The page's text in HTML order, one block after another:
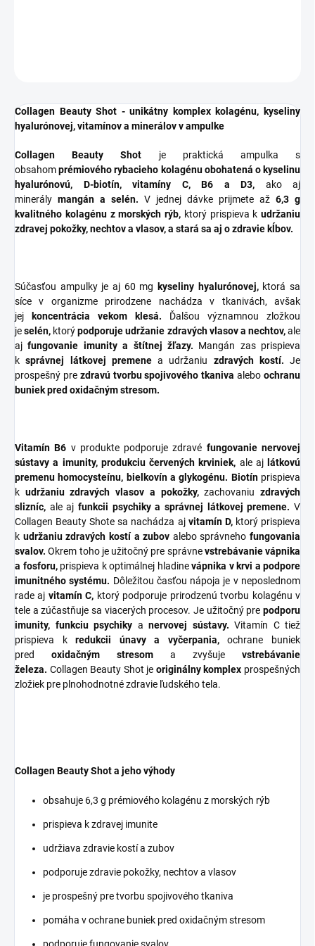
Collagen Beauty Shot - unikátny komplex kolagénu, kyseliny
hyalurónovej, vitamínov a minerálov v ampulke
Collagen Beauty Shot je praktická ampulka s
obsahomprémiového rybacieho kolagénu obohatená o kyselinu
hyalurónovú, D-biotín, vitamíny C, B6 a D3, ako aj
minerály mangán a selén. V jednej dávke prijmete až 6,3 g
kvalitného kolagénu z morských rýb, ktorý prispieva k udržaniu
zdravej pokožky, nechtov a vlasov, a stará sa aj o zdravie kĺbov.
Súčasťou ampulky je aj 60 mg kyseliny hyalurónovej,ktorá sa
síce v organizme prirodzene nachádza v tkanivách, avšak
jej
koncentrácia vekom klesá. Ďalšou významnou zložkou
jeselén, ktorýpodporuje udržanie zdravých vlasov a nechtov,ale
ajfungovanie imunity a štítnej žľazy. Mangán zas prispieva
ksprávnej látkovej premenea udržaniu zdravých kostí. Je
prospešný pre zdravú tvorbu spojivového tkaniva aleboochranu
buniekpred oxidačným stresom.
Vitamín B6 v produkte podporuje zdravé fungovanie nervovej
sústavy a imunity, produkciu červených krviniek, ale aj látkovú
premenu homocysteínu, bielkovín a glykogénu. Biotínprispieva
k udržaniu zdravých vlasov a pokožky,zachovaniuzdravých
slizníc, ale aj funkcii psychiky a správnej látkovej premene. V
Collagen Beauty Shote sa nachádza aj vitamín D,ktorý prispieva
k udržaniu zdravých kostí a zubov alebo správneho fungovania
svalov.Okrem toho je užitočný pre správnevstrebávanie vápnika
a fosforu, prispieva k optimálnej hladinevápnika v krvi a podpore
imunitného systému. Dôležitou časťou nápoja je v neposlednom
rade aj vitamín C, ktorý podporuje prirodzenú tvorbu kolagénu v
tele a zúčastňuje sa viacerých procesov. Je užitočný pre podporu
imunity, funkciu psychiky a nervovej sústavy. Vitamín C tiež
prispieva kredukcii únavy a vyčerpania,ochrane buniek
pred oxidačným stresom a zvyšuje vstrebávanie
železa. Collagen Beauty Shot je originálny komplex prospešných
zložiek pre plnohodnotné zdravie ľudského tela.
Collagen Beauty Shot a jeho výhody
obsahuje 6,3 g prémiového kolagénu z morských rýb
prispieva k zdravej imunite
udržiava zdravie kostí a zubov
podporuje zdravie pokožky, nechtov a vlasov
je prospešný pre tvorbu spojivového tkaniva
pomáha v ochrane buniek pred oxidačným stresom